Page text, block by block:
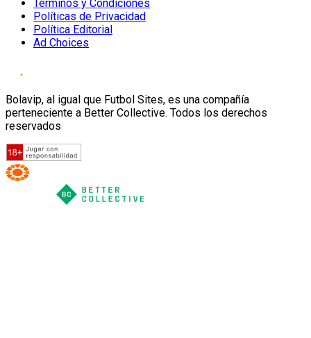
Términos y Condiciones
Políticas de Privacidad
Política Editorial
Ad Choices
Bolavip, al igual que Futbol Sites, es una compañía
perteneciente a Better Collective. Todos los derechos
reservados